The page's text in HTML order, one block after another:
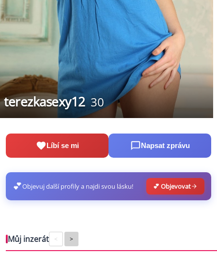
terezkasexy12 30
Líbí se mi Napsat zprávu
💕Objevuj další profily a najdi svou lásku! 💕 Objevovat
Můj inzerát < >